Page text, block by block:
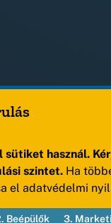
Lajos u.57.
sütiket használ.
szintet. Ha
el adatvédelmi
Beépülők 3.